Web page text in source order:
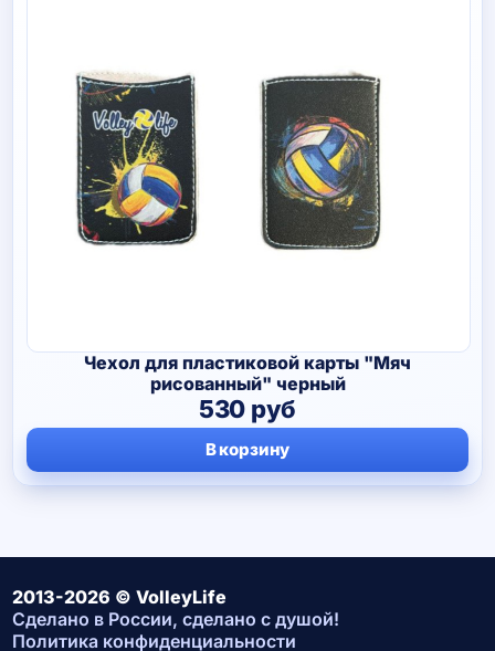
Чехол для пластиковой карты "Мяч
рисованный" черный
530 руб
В корзину
2013-2026 © VolleyLife
Сделано в России, сделано с душой!
Политика конфиденциальности